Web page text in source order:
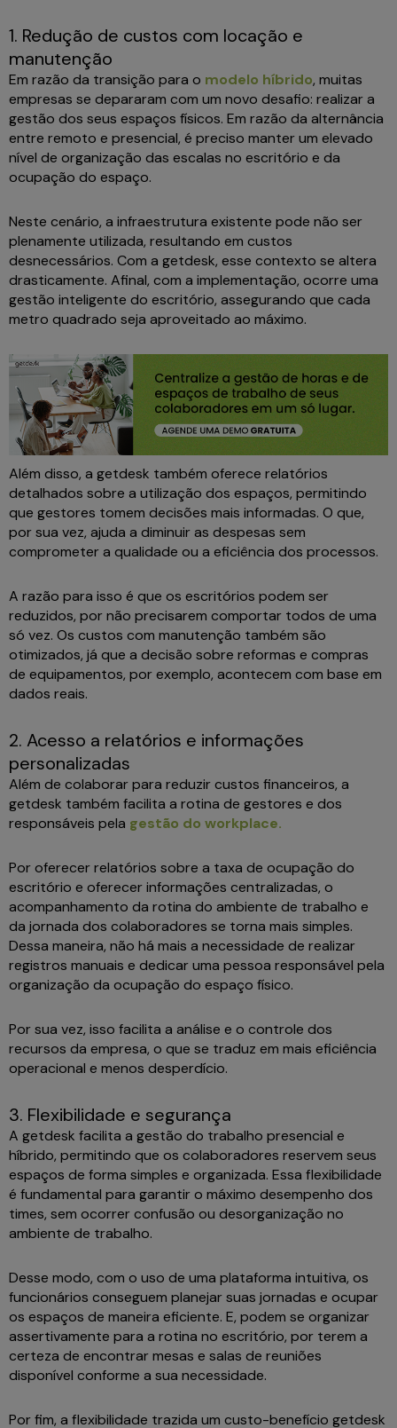
1. Redução de custos com locação e
manutenção
Em razão da transição para o modelo híbrido, muitas
empresas se depararam com um novo desafio: realizar a
gestão dos seus espaços físicos. Em razão da alternância
entre remoto e presencial, é preciso manter um elevado
nível de organização das escalas no escritório e da
ocupação do espaço.
Neste cenário, a infraestrutura existente pode não ser
plenamente utilizada, resultando em custos
desnecessários. Com a getdesk, esse contexto se altera
drasticamente. Afinal, com a implementação, ocorre uma
gestão inteligente do escritório, assegurando que cada
metro quadrado seja aproveitado ao máximo.
Além disso, a getdesk também oferece relatórios
detalhados sobre a utilização dos espaços, permitindo
que gestores tomem decisões mais informadas. O que,
por sua vez, ajuda a diminuir as despesas sem
comprometer a qualidade ou a eficiência dos processos.
A razão para isso é que os escritórios podem ser
reduzidos, por não precisarem comportar todos de uma
só vez. Os custos com manutenção também são
otimizados, já que a decisão sobre reformas e compras
de equipamentos, por exemplo, acontecem com base em
dados reais.
2. Acesso a relatórios e informações
personalizadas
Além de colaborar para reduzir custos financeiros, a
getdesk também facilita a rotina de gestores e dos
responsáveis pela gestão do workplace.
Por oferecer relatórios sobre a taxa de ocupação do
escritório e oferecer informações centralizadas, o
acompanhamento da rotina do ambiente de trabalho e
da jornada dos colaboradores se torna mais simples.
Dessa maneira, não há mais a necessidade de realizar
registros manuais e dedicar uma pessoa responsável pela
organização da ocupação do espaço físico.
Por sua vez, isso facilita a análise e o controle dos
recursos da empresa, o que se traduz em mais eficiência
operacional e menos desperdício.
3. Flexibilidade e segurança
A getdesk facilita a gestão do trabalho presencial e
híbrido, permitindo que os colaboradores reservem seus
espaços de forma simples e organizada. Essa flexibilidade
é fundamental para garantir o máximo desempenho dos
times, sem ocorrer confusão ou desorganização no
ambiente de trabalho.
Desse modo, com o uso de uma plataforma intuitiva, os
funcionários conseguem planejar suas jornadas e ocupar
os espaços de maneira eficiente. E, podem se organizar
assertivamente para a rotina no escritório, por terem a
certeza de encontrar mesas e salas de reuniões
disponível conforme a sua necessidade.
Por fim, a flexibilidade trazida um custo-benefício getdesk